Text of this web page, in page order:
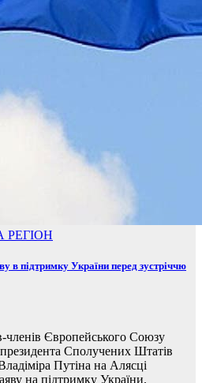
РЕГІОН
в підтримку України перед зустріччю
членів Європейського Союзу
президента Сполучених Штатів
Путіна на Алясці
на підтримку України.